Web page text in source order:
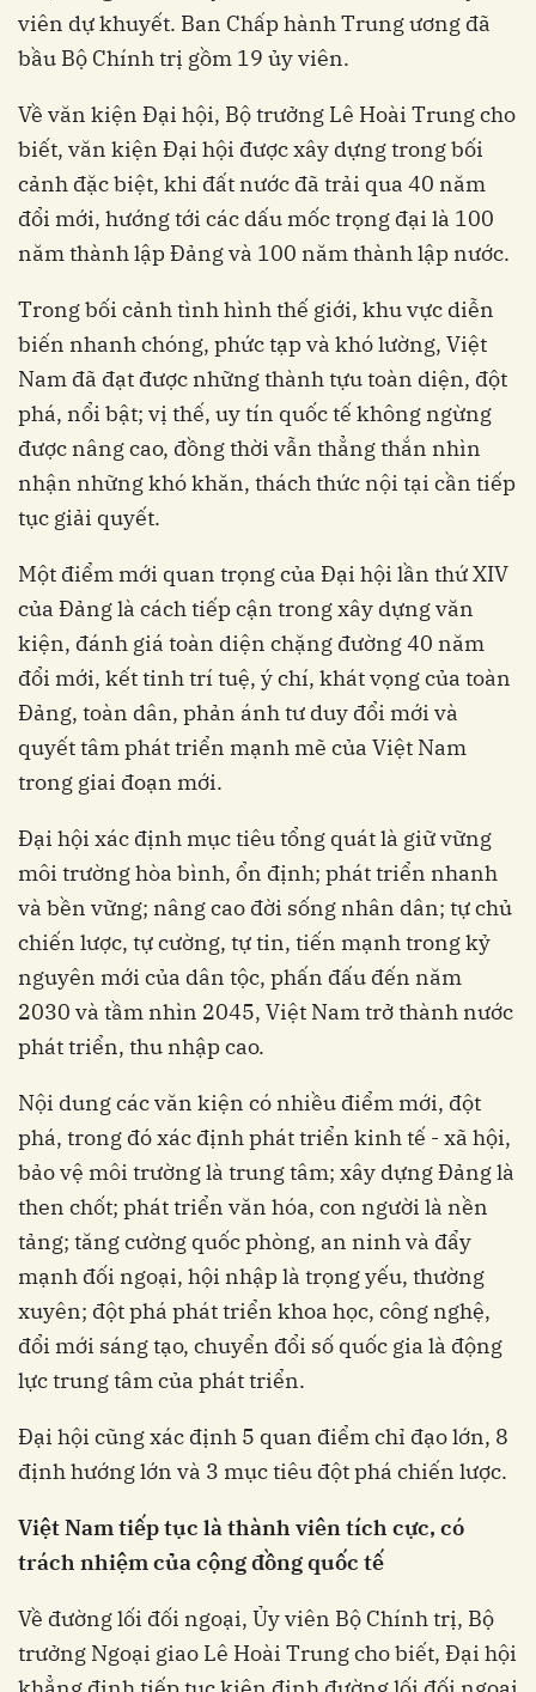
viên dự khuyết. Ban Chấp hành Trung ương đã
bầu Bộ Chính trị gồm 19 ủy viên.
Về văn kiện Đại hội, Bộ trưởng Lê Hoài Trung cho
biết, văn kiện Đại hội được xây dựng trong bối
cảnh đặc biệt, khi đất nước đã trải qua 40 năm
đổi mới, hướng tới các dấu mốc trọng đại là 100
năm thành lập Đảng và 100 năm thành lập nước.
Trong bối cảnh tình hình thế giới, khu vực diễn
biến nhanh chóng, phức tạp và khó lường, Việt
Nam đã đạt được những thành tựu toàn diện, đột
phá, nổi bật; vị thế, uy tín quốc tế không ngừng
được nâng cao, đồng thời vẫn thẳng thắn nhìn
nhận những khó khăn, thách thức nội tại cần tiếp
tục giải quyết.
Một điểm mới quan trọng của Đại hội lần thứ XIV
của Đảng là cách tiếp cận trong xây dựng văn
kiện, đánh giá toàn diện chặng đường 40 năm
đổi mới, kết tinh trí tuệ, ý chí, khát vọng của toàn
Đảng, toàn dân, phản ánh tư duy đổi mới và
quyết tâm phát triển mạnh mẽ của Việt Nam
trong giai đoạn mới.
Đại hội xác định mục tiêu tổng quát là giữ vững
môi trường hòa bình, ổn định; phát triển nhanh
và bền vững; nâng cao đời sống nhân dân; tự chủ
chiến lược, tự cường, tự tin, tiến mạnh trong kỷ
nguyên mới của dân tộc, phấn đấu đến năm
2030 và tầm nhìn 2045, Việt Nam trở thành nước
phát triển, thu nhập cao.
Nội dung các văn kiện có nhiều điểm mới, đột
phá, trong đó xác định phát triển kinh tế - xã hội,
bảo vệ môi trường là trung tâm; xây dựng Đảng là
then chốt; phát triển văn hóa, con người là nền
tảng; tăng cường quốc phòng, an ninh và đẩy
mạnh đối ngoại, hội nhập là trọng yếu, thường
xuyên; đột phá phát triển khoa học, công nghệ,
đổi mới sáng tạo, chuyển đổi số quốc gia là động
lực trung tâm của phát triển.
Đại hội cũng xác định 5 quan điểm chỉ đạo lớn, 8
định hướng lớn và 3 mục tiêu đột phá chiến lược.
Việt Nam tiếp tục là thành viên tích cực, có
trách nhiệm của cộng đồng quốc tế
Về đường lối đối ngoại, Ủy viên Bộ Chính trị, Bộ
trưởng Ngoại giao Lê Hoài Trung cho biết, Đại hội